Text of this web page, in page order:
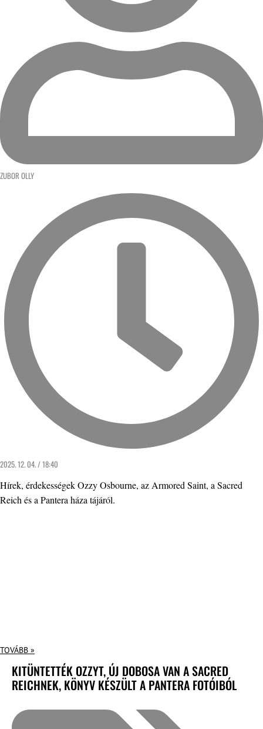
ZUBOR OLLY
2025. 12. 04. / 18:40
Hírek, érdekességek Ozzy Osbourne, az Armored Saint, a Sacred
Reich és a Pantera háza tájáról.
TOVÁBB »
KITÜNTETTÉK OZZYT, ÚJ DOBOSA VAN A SACRED
REICHNEK, KÖNYV KÉSZÜLT A PANTERA FOTÓIBÓL